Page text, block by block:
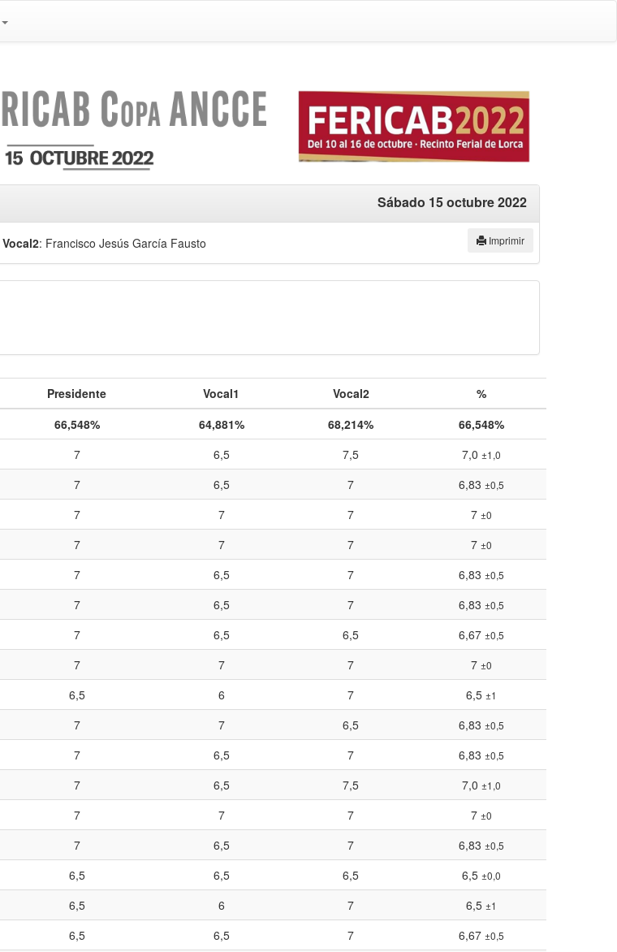
Sábado 15 octubre 2022
Imprimir
Vocal2: Francisco Jesús García Fausto
Presidente Vocal1 Vocal2
%
66,548%
64,881% 68,214%
66,548%
7 6,5 7,5 7,0 ±1,0
7 6,5 7 6,83 ±0,5
7 7 7 7 ±0
7 7 7 7 ±0
7 6,5 7 6,83 ±0,5
7 6,5 7 6,83 ±0,5
7 6,5 6,5 6,67 ±0,5
7 7 7 7 ±0
6,5 6 7 6,5 ±1
7 7 6,5 6,83 ±0,5
7 6,5 7 6,83 ±0,5
7 6,5 7,5 7,0 ±1,0
7 7 7 7 ±0
7 6,5 7 6,83 ±0,5
6,5 6,5 6,5 6,5 ±0,0
6,5 6 7 6,5 ±1
6,5 6,5 7 6,67 ±0,5